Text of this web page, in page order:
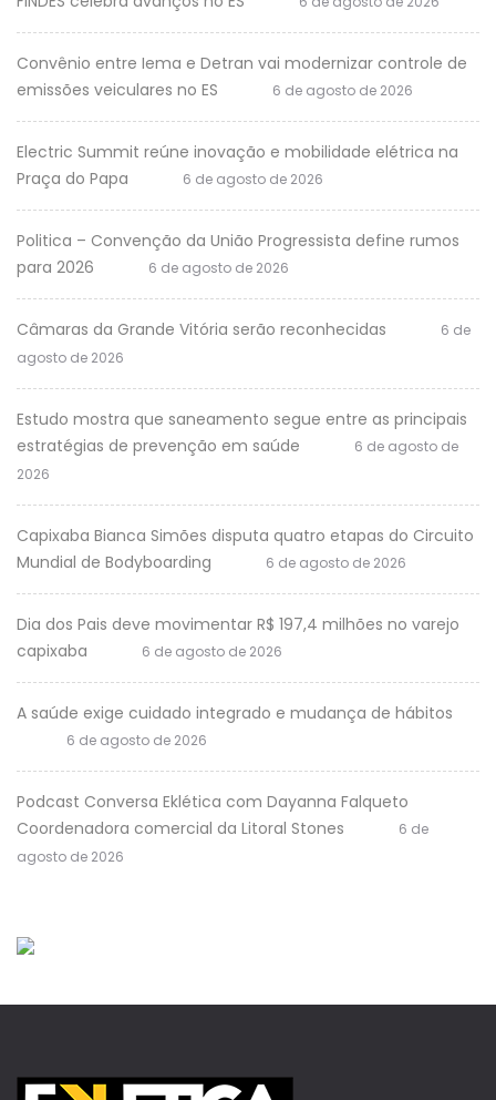
Convênio entre Iema e Detran vai modernizar controle de
emissões veiculares no ES
6 de agosto de 2026
Electric Summit reúne inovação e mobilidade elétrica na
Praça do Papa
6 de agosto de 2026
Politica – Convenção da União Progressista define rumos
para 2026
6 de agosto de 2026
Câmaras da Grande Vitória serão reconhecidas
6 de
agosto de 2026
Estudo mostra que saneamento segue entre as principais
estratégias de prevenção em saúde
6 de agosto de
2026
Capixaba Bianca Simões disputa quatro etapas do Circuito
Mundial de Bodyboarding
6 de agosto de 2026
Dia dos Pais deve movimentar R$ 197,4 milhões no varejo
capixaba
6 de agosto de 2026
A saúde exige cuidado integrado e mudança de hábitos
6 de agosto de 2026
Podcast Conversa Eklética com Dayanna Falqueto
Coordenadora comercial da Litoral Stones
6 de
agosto de 2026